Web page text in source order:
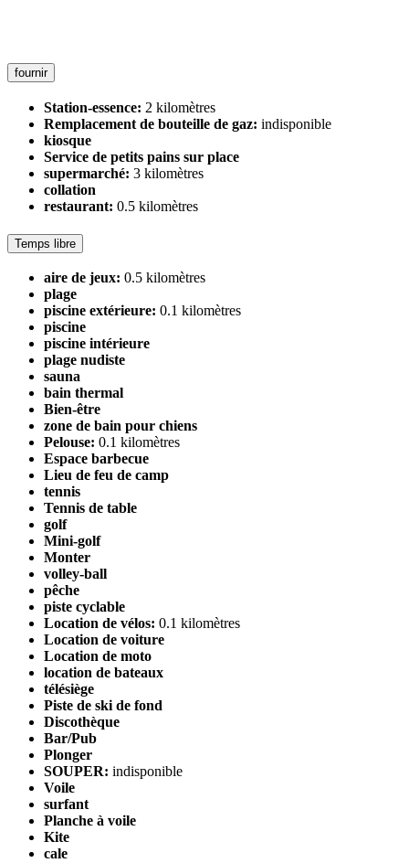
fournir
Station-essence: 2 kilomètres
Remplacement de bouteille de gaz: indisponible
kiosque
Service de petits pains sur place
supermarché: 3 kilomètres
collation
restaurant: 0.5 kilomètres
Temps libre
aire de jeux: 0.5 kilomètres
plage
piscine extérieure: 0.1 kilomètres
piscine
piscine intérieure
plage nudiste
sauna
bain thermal
Bien-être
zone de bain pour chiens
Pelouse: 0.1 kilomètres
Espace barbecue
Lieu de feu de camp
tennis
Tennis de table
golf
Mini-golf
Monter
volley-ball
pêche
piste cyclable
Location de vélos: 0.1 kilomètres
Location de voiture
Location de moto
location de bateaux
télésiège
Piste de ski de fond
Discothèque
Bar/Pub
Plonger
SOUPER: indisponible
Voile
surfant
Planche à voile
Kite
cale